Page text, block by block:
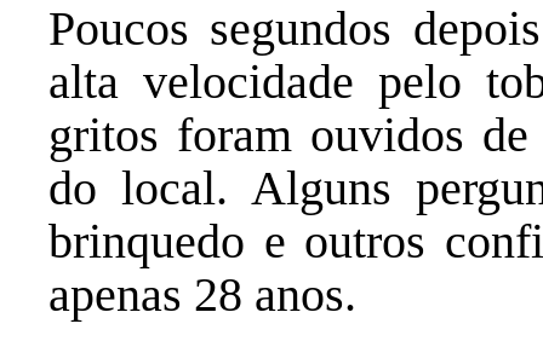
Poucos segundos
alta velocidade pelo
gritos foram ouvidos de
do local. Alguns
brinquedo e outros
apenas 28 anos.